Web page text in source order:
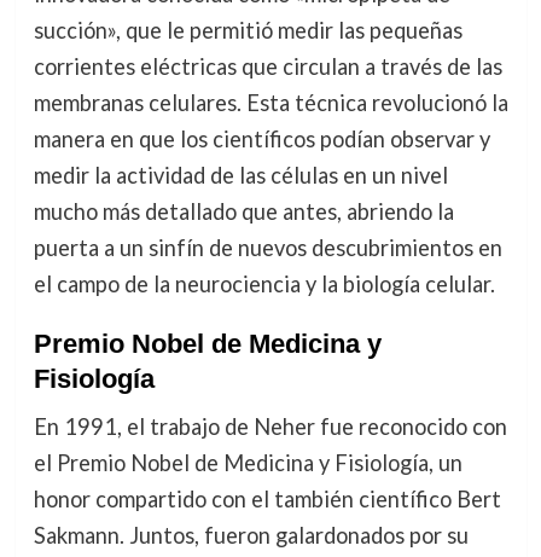
succión», que le permitió medir las pequeñas
corrientes eléctricas que circulan a través de las
membranas celulares. Esta técnica revolucionó la
manera en que los científicos podían observar y
medir la actividad de las células en un nivel
mucho más detallado que antes, abriendo la
puerta a un sinfín de nuevos descubrimientos en
el campo de la neurociencia y la biología celular.
Premio Nobel de Medicina y
Fisiología
En 1991, el trabajo de Neher fue reconocido con
el Premio Nobel de Medicina y Fisiología, un
honor compartido con el también científico Bert
Sakmann. Juntos, fueron galardonados por su